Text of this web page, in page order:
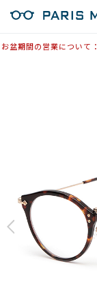
お盆期間の営業について